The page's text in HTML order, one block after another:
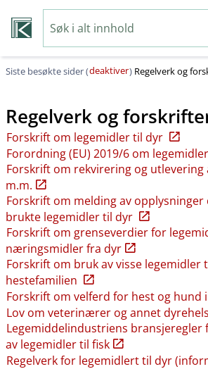
Siste besøkte sider (deaktiver) Regelverk og
Regelverk og
Forskrift om legemidler til dyr
Forordning (EU) 2019/6 om
Forskrift om rekvirering og utlevering
m.m.
Forskrift om melding av
brukte legemidler til dyr
Forskrift om grenseverdier for
næringsmidler fra dyr
Forskrift om bruk av visse legemidler
hestefamilien
Forskrift om velferd for hest og hund
Lov om veterinærer og annet
Legemiddelindustriens
av legemidler til fisk
Regelverk for legemidlert til dyr